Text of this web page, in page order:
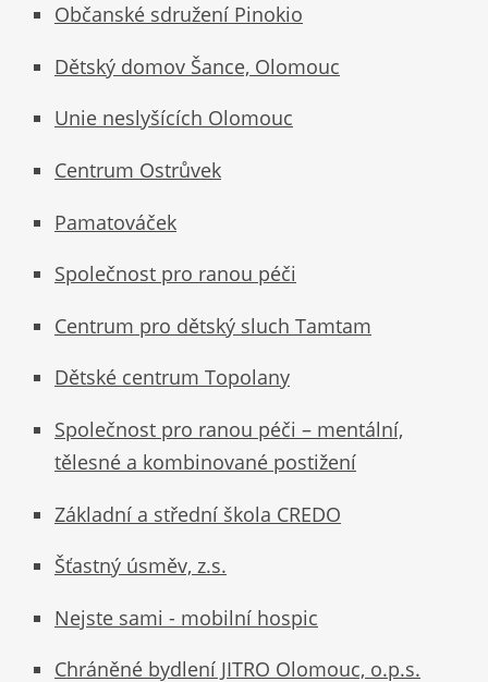
Občanské sdružení Pinokio
Dětský domov Šance, Olomouc
Unie neslyšících Olomouc
Centrum Ostrůvek
Pamatováček
Společnost pro ranou péči
Centrum pro dětský sluch Tamtam
Dětské centrum Topolany
Společnost pro ranou péči – mentální,
tělesné a kombinované postižení
Základní a střední škola CREDO
Šťastný úsměv, z.s.
Nejste sami - mobilní hospic
Chráněné bydlení JITRO Olomouc, o.p.s.